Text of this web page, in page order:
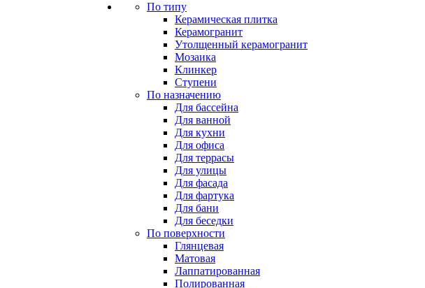
По типу
Керамическая плитка
Керамогранит
Утолщенный керамогранит
Мозаика
Клинкер
Ступени
По назначению
Для бассейна
Для ванной
Для кухни
Для офиса
Для террасы
Для улицы
Для фасада
Для фартука
Для бани
Для беседки
По поверхности
Глянцевая
Матовая
Лаппатированная
Полированная